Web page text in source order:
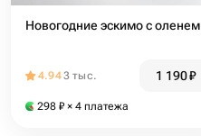
Новогодние эскимо с оленем
4.943 тыс. 1 190₽
298 ₽ × 4 платежа